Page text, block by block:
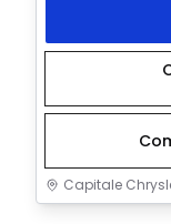
Capitale